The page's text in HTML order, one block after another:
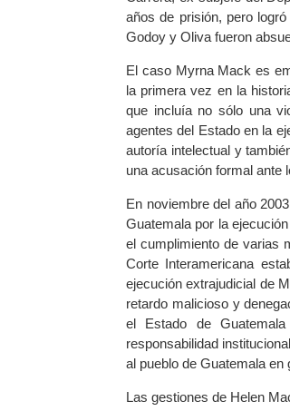
años de prisión, pero
Godoy y Oliva fueron
El caso Myrna Mack es
la primera vez en la
que incluía no sólo una
agentes del Estado en la
autoría intelectual y
una acusación formal ante
En noviembre del año
Guatemala por la
el cumplimiento de varias
Corte Interamericana
ejecución extrajudicial de
retardo malicioso y
el Estado de
responsabilidad
al pueblo de Guatemala en
Las gestiones de Helen